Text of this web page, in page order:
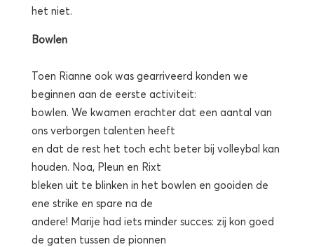
het niet.
Bowlen
Toen Rianne ook was gearriveerd konden we
beginnen aan de eerste activiteit:
bowlen. We kwamen erachter dat een aantal van
ons verborgen talenten heeft
en dat de rest het toch echt beter bij volleybal kan
houden. Noa, Pleun en Rixt
bleken uit te blinken in het bowlen en gooiden de
ene strike en spare na de
andere! Marije had iets minder succes: zij kon goed
de gaten tussen de pionnen